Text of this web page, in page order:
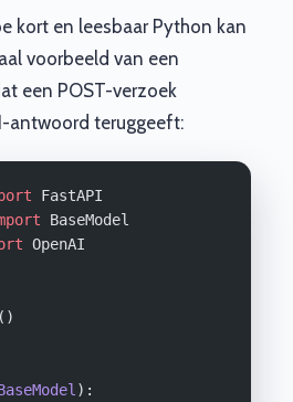
kort en leesbaar Python kan
voorbeeld van een
een POST-verzoek
antwoord teruggeeft:
FastAPI
BaseModel
OpenAI
):